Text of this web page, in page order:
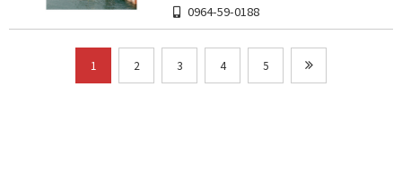
0964-59-0188
1 2 3 4 5